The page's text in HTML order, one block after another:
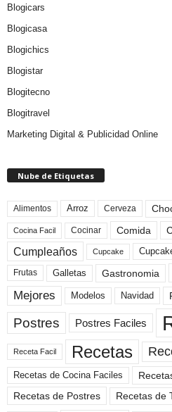
Blogicars
Blogicasa
Blogichics
Blogistar
Blogitecno
Blogitravel
Marketing Digital & Publicidad Online
Nube de Etiquetas
Alimentos Arroz Cerveza
Cocina Facil Cocinar Comida
Cumpleaños Cupcake
Frutas Galletas Gastronomia
Mejores Modelos Navidad
Postres Postres Faciles
Receta Facil Recetas
Recetas de Cocina Faciles
Recetas de Postres
Recetas de